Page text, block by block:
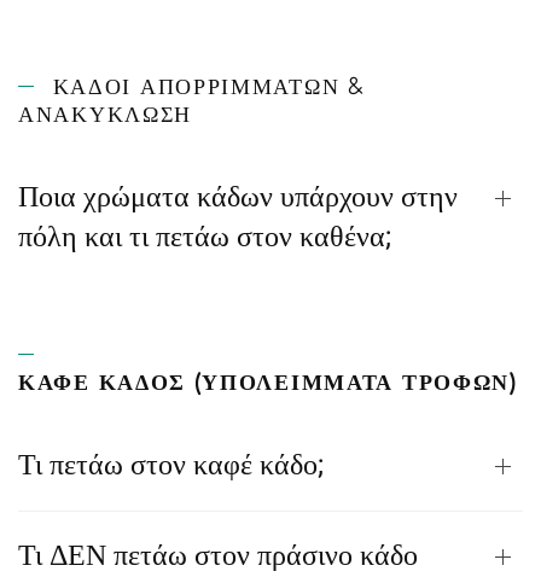
ΚΆΔΟΙ ΑΠΟΡΡΙΜΜΆΤΩΝ &
ΑΝΑΚΎΚΛΩΣΗ
Ποια χρώματα κάδων υπάρχουν στην
πόλη και τι πετάω στον καθένα;
ΚΑΦΕ ΚΑΔΟΣ (ΥΠΟΛΕΊΜΜΑΤΑ ΤΡΟΦΏΝ)
Τι πετάω στον καφέ κάδο;
Τι ΔΕΝ πετάω στον πράσινο κάδο